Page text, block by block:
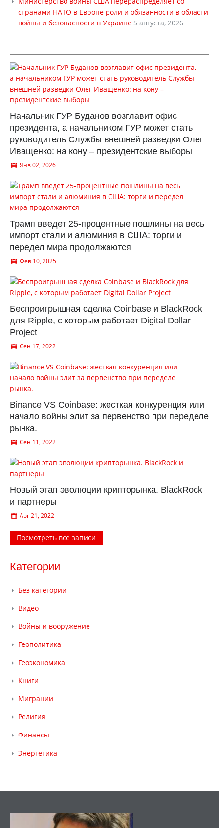
странами НАТО в Европе роли и обязанности в области
войны и безопасности в Украине 5 августа, 2026
Начальник ГУР Буданов возглавит офис
президента, а начальником ГУР может стать
руководитель Службы внешней разведки Олег
Иващенко: на кону – президентские выборы
Янв 02, 2026
Трамп введет 25-процентные пошлины на весь
импорт стали и алюминия в США: торги и
передел мира продолжаются
Фев 10, 2025
Беспроигрышная сделка Coinbase и BlackRock
для Ripple, с которым работает Digital Dollar
Project
Сен 17, 2022
Binance VS Coinbase: жесткая конкуренция или
начало войны элит за первенство при переделе
рынка.
Сен 11, 2022
Новый этап эволюции крипторынка. BlackRock
и партнеры
Авг 21, 2022
Посмотреть все записи
Категории
Без категории
Видео
Войны и вооружение
Геополитика
Геоэкономика
Книги
Миграции
Религия
Финансы
Энергетика